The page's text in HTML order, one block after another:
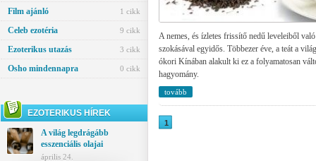
Film ajánló 1 cikk
Celeb ezotéria 9 cikk
Ezoterikus utazás 3 cikk
Osho mindennapra 0 cikk
EZOTERIKUS HÍREK
A világ legdrágább
esszenciális olajai
április 24.
A nemes, és ízletes frissítő nedű leveleiből
szokásával egyidős. Többezer éve, a teát a
ókori Kínában alakult ki ez a folyamatosan
hagyomány.
tovább
1